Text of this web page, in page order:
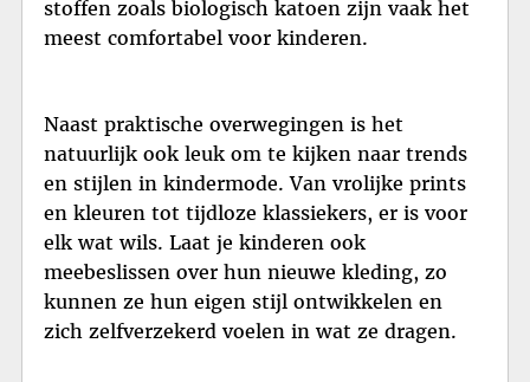
stoffen zoals biologisch katoen zijn vaak het
meest comfortabel voor kinderen.
Naast praktische overwegingen is het
natuurlijk ook leuk om te kijken naar trends
en stijlen in kindermode. Van vrolijke prints
en kleuren tot tijdloze klassiekers, er is voor
elk wat wils. Laat je kinderen ook
meebeslissen over hun nieuwe kleding, zo
kunnen ze hun eigen stijl ontwikkelen en
zich zelfverzekerd voelen in wat ze dragen.